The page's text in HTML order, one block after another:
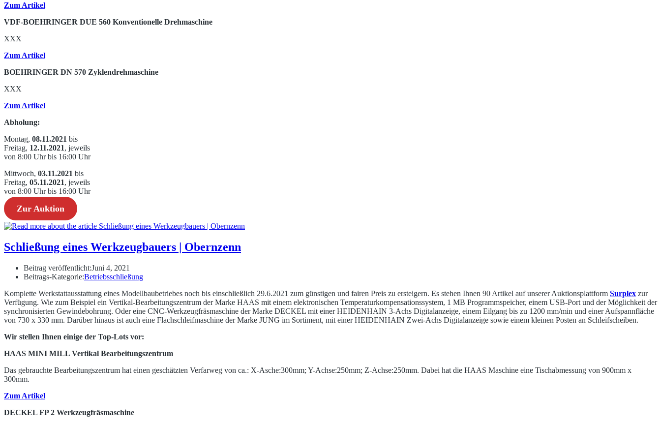
Zum Artikel
VDF-BOEHRINGER DUE 560 Konventionelle Drehmaschine
XXX
Zum Artikel
BOEHRINGER DN 570 Zyklendrehmaschine
XXX
Zum Artikel
Abholung:
Montag, 08.11.2021 bis
Freitag, 12.11.2021, jeweils
von 8:00 Uhr bis 16:00 Uhr
Mittwoch, 03.11.2021 bis
Freitag, 05.11.2021, jeweils
von 8:00 Uhr bis 16:00 Uhr
Zur Auktion
Schließung eines Werkzeugbauers | Obernzenn
Beitrag veröffentlicht:Juni 4, 2021
Beitrags-Kategorie:Betriebsschließung
Komplette Werkstattausstattung eines Modellbaubetriebes noch bis einschließlich 29.6.2021 zum günstigen und fairen Preis zu ersteigern. Es stehen Ihnen 90 Artikel auf unserer Auktionsplattform Surplex zur
Verfügung. Wie zum Beispiel ein Vertikal-Bearbeitungszentrum der Marke HAAS mit einem elektronischen Temperaturkompensationssystem, 1 MB Programmspeicher, einem USB-Port und der Möglichkeit der
synchronisierten Gewindebohrung. Oder eine CNC-Werkzeugfräsmaschine der Marke DECKEL mit einer HEIDENHAIN 3-Achs Digitalanzeige, einem Eilgang bis zu 1200 mm/min und einer Aufspannfläche
von 730 x 330 mm. Darüber hinaus ist auch eine Flachschleifmaschine der Marke JUNG im Sortiment, mit einer HEIDENHAIN Zwei-Achs Digitalanzeige sowie einem kleinen Posten an Schleifscheiben.
Wir stellen Ihnen einige der Top-Lots vor:
HAAS MINI MILL Vertikal Bearbeitungszentrum
Das gebrauchte Bearbeitungszentrum hat einen geschätzten Verfarweg von ca.: X-Asche:300mm; Y-Achse:250mm; Z-Achse:250mm. Dabei hat die HAAS Maschine eine Tischabmessung von 900mm x
300mm.
Zum Artikel
DECKEL FP 2 Werkzeugfräsmaschine